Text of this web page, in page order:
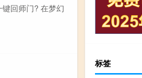
回师门? 在梦幻
标签